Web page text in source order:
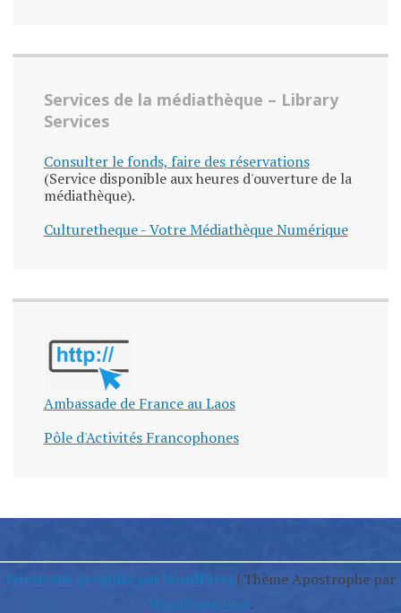
Services de la médiathèque – Library
Services
Consulter le fonds, faire des réservations
(Service disponible aux heures d'ouverture de la
médiathèque).
Culturetheque - Votre Médiathèque Numérique
Ambassade de France au Laos
Pôle d'Activités Francophones
Fièrement propulsé par WordPress | Thème Apostrophe par
WordPress.com.